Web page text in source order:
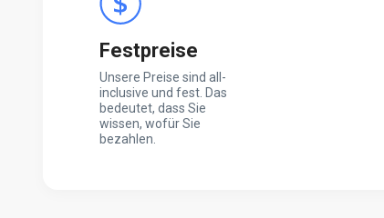
Festpreise
Unsere Preise sind all-
inclusive und fest. Das
bedeutet, dass Sie
wissen, wofür Sie
bezahlen.